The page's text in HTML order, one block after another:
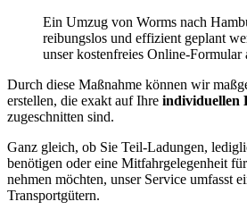
Ein Umzug von Worms nach
reibungslos und effizient geplant
unser kostenfreies Online-Formular
Durch diese Maßnahme können wir
erstellen, die exakt auf Ihre individuellen
zugeschnitten sind.
Ganz gleich, ob Sie Teil-Ladungen,
benötigen oder eine Mitfahrgelegenheit
nehmen möchten, unser Service umfasst
Transportgütern.